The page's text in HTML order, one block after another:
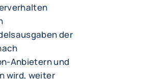
der
Anbietern und
wird, weiter